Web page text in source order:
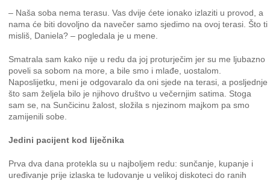
– Naša soba nema terasu. Vas dvije ćete ionako izlaziti u provod, a
nama će biti dovoljno da navečer samo sjedimo na ovoj terasi. Što ti
misliš, Daniela? – pogledala je u mene.
Smatrala sam kako nije u redu da joj proturječim jer su me ljubazno
poveli sa sobom na more, a bile smo i mlađe, uostalom.
Naposlijetku, meni je odgovaralo da oni sjede na terasi, a posljednje
što sam željela bilo je njihovo društvo u večernjim satima. Stoga
sam se, na Sunčicinu žalost, složila s njezinom majkom pa smo
zamijenili sobe.
Jedini pacijent kod liječnika
Prva dva dana protekla su u najboljem redu: sunčanje, kupanje i
uređivanje prije izlaska te ludovanje u velikoj diskoteci do ranih